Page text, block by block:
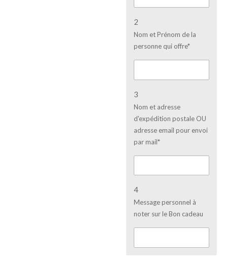
2
Nom et Prénom de la
personne qui offre*
3
Nom et adresse
d'expédition postale OU
adresse email pour envoi
par mail*
4
Message personnel à
noter sur le Bon cadeau